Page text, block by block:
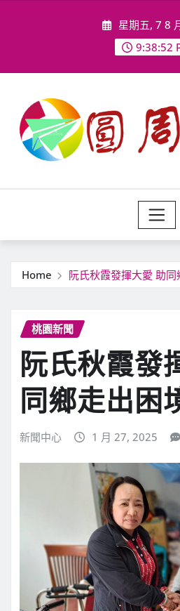
星期五, 7 8
9:38:54
Home 阮氏秋霞發揮大愛 助
桃園新聞
阮氏秋霞發
同鄉走出困
新聞中心 1 月 27, 2025